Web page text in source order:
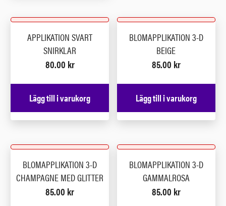
APPLIKATION SVART
SNIRKLAR
80.00 kr
Lägg till i varukorg
BLOMAPPLIKATION 3-D
BEIGE
85.00 kr
Lägg till i varukorg
BLOMAPPLIKATION 3-D
CHAMPAGNE MED GLITTER
85.00 kr
BLOMAPPLIKATION 3-D
GAMMALROSA
85.00 kr